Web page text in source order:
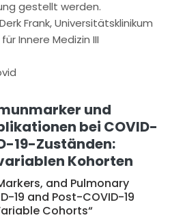
gestellt werden.
Frank, Universitätsklinikum
Innere Medizin III
und
bei COVID-
19-Zuständen:
Kohorten
and Pulmonary
19 and Post-COVID-19
Cohorts“